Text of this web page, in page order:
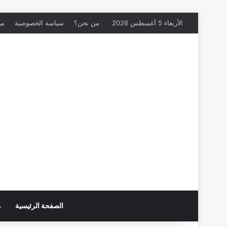
الأربعاء 5 أغسطس 2026 من نحن؟ سياسة الخصوصية
الصفحة الرئيسية